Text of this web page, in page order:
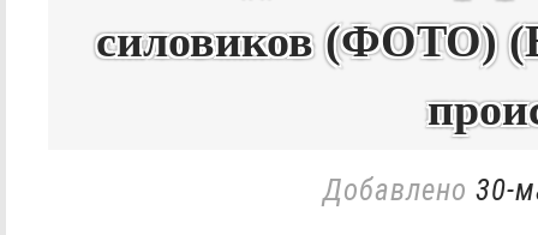
силовиков (ФОТО)
Добавлено 30-